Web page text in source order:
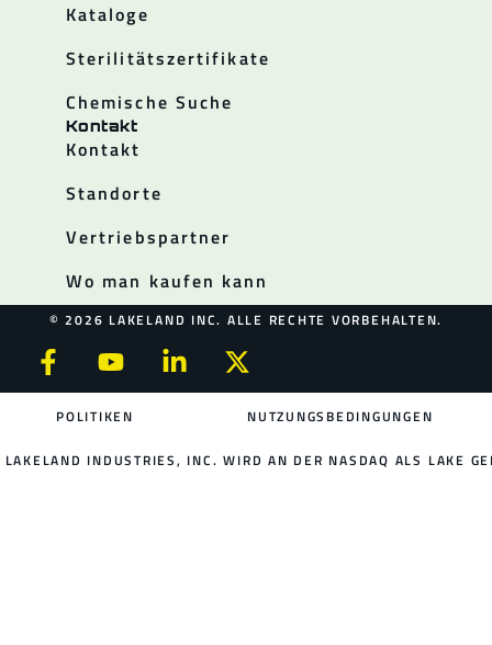
Kataloge
Sterilitätszertifikate
Chemische Suche
Kontakt
Kontakt
Standorte
Vertriebspartner
Wo man kaufen kann
© 2026 LAKELAND INC. ALLE RECHTE VORBEHALTEN.
POLITIKEN NUTZUNGSBEDINGUNGEN
LAKELAND INDUSTRIES, INC. WIRD AN DER NASDAQ ALS LAKE